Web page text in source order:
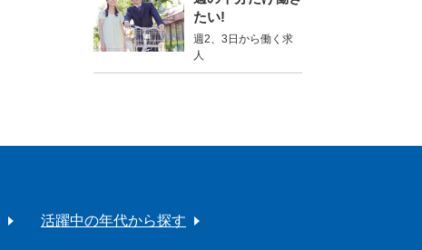
たい!
週2、3日から働く求
人
活躍中の年代から探す